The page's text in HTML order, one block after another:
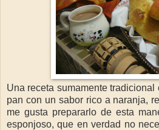
Una receta sumamente tradicional
pan con un sabor rico a naranja,
me gusta prepararlo de esta
esponjoso, que en verdad no